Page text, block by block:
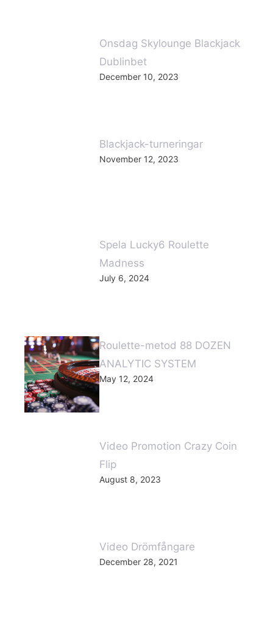
Onsdag Skylounge Blackjack
Dublinbet
December 10, 2023
Blackjack-turneringar
November 12, 2023
Spela Lucky6 Roulette
Madness
July 6, 2024
Roulette-metod 88 DOZEN
ANALYTIC SYSTEM
May 12, 2024
Video Promotion Crazy Coin
Flip
August 8, 2023
Video Drömfångare
December 28, 2021